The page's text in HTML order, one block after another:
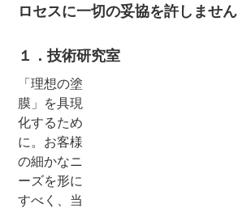
ロセスに一切の妥協を許しません
１．技術研究室
「理想の塗
膜」を具現
化するため
に。お客様
の細かなニ
ーズを形に
すべく、当